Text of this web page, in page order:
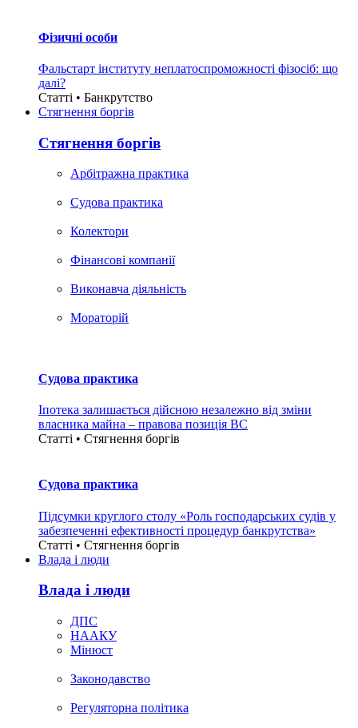
Фізичні особи
Фальстарт інституту неплатоспроможності фізосіб: що
далі?
Статті • Банкрутство
Стягнення боргiв
Стягнення боргiв
Арбітражна практика
Судова практика
Колектори
Фінансові компанії
Виконавча діяльність
Мораторій
Судова практика
Іпотека залишається дійсною незалежно від зміни
власника майна – правова позиція ВС
Статті • Стягнення боргiв
Судова практика
Підсумки круглого столу «Роль господарських судів у
забезпеченні ефективності процедур банкрутства»
Статті • Стягнення боргiв
Влада i люди
Влада i люди
ДПС
НААКУ
Мінюст
Законодавство
Регуляторна політика